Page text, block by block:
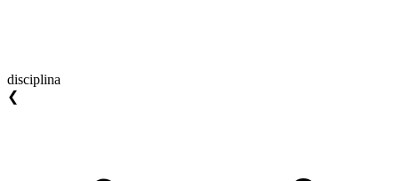
disciplina
❮